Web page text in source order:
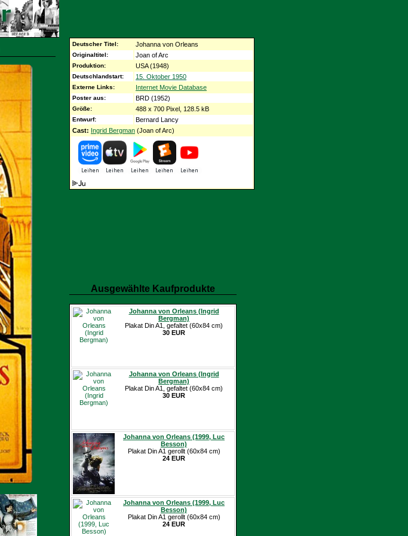
Deutscher Titel: Johanna von Orleans
Originaltitel: Joan of Arc
Produktion: USA (1948)
Deutschlandstart: 15. Oktober 1950
Externe Links: Internet Movie Database
Poster aus: BRD (1952)
Größe: 488 x 700 Pixel, 128.5 kB
Entwurf:
Bernard Lancy
Cast: Ingrid Bergman (Joan of Arc)
Ausgewählte Kaufprodukte
Johanna von Orleans (Ingrid
Bergman)
Plakat Din A1, gefaltet (60x84 cm)
30 EUR
Johanna von Orleans (Ingrid
Bergman)
Plakat Din A1, gefaltet (60x84 cm)
30 EUR
Johanna von Orleans (1999, Luc
Besson)
Plakat Din A1 gerollt (60x84 cm)
24 EUR
Johanna von Orleans (1999, Luc
Besson)
Plakat Din A1 gerollt (60x84 cm)
24 EUR